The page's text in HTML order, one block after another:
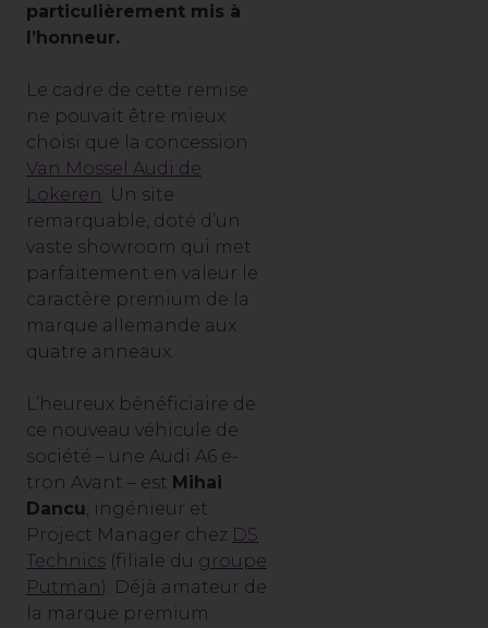
particulièrement mis à
l’honneur.
Le cadre de cette remise
ne pouvait être mieux
choisi que la concession
Van Mossel Audi de
Lokeren. Un site
remarquable, doté d’un
vaste showroom qui met
parfaitement en valeur le
caractère premium de la
marque allemande aux
quatre anneaux.
L’heureux bénéficiaire de
ce nouveau véhicule de
société – une Audi A6 e-
tron Avant – est Mihai
Dancu, ingénieur et
Project Manager chez DS
Technics (filiale du groupe
Putman). Déjà amateur de
la marque premium